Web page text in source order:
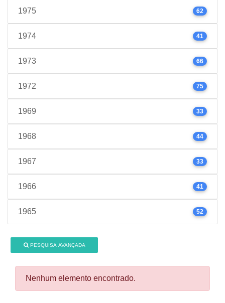
1975 62
1974 41
1973 66
1972 75
1969 33
1968 44
1967 33
1966 41
1965 52
PESQUISA AVANÇADA
Nenhum elemento encontrado.